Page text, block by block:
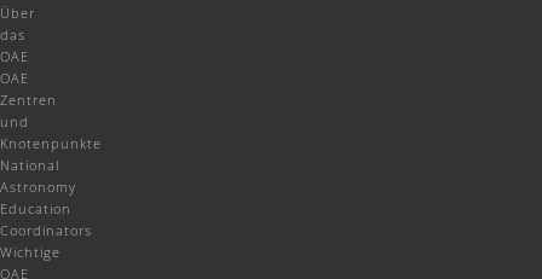
Über
das
OAE
OAE
Zentren
und
Knotenpunkte
National
Astronomy
Education
Coordinators
Wichtige
OAE